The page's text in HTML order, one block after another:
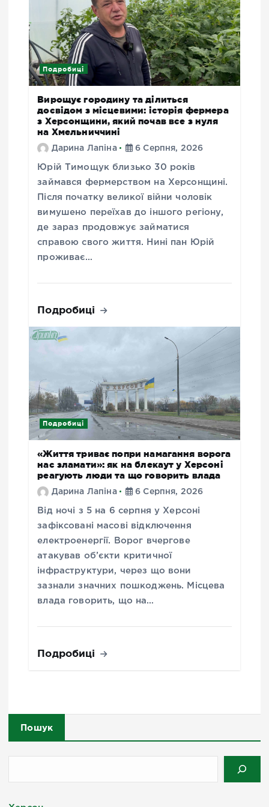
Подробиці
Вирощує городину та ділиться
досвідом з місцевими: історія фермера
з Херсонщини, який почав все з нуля
на Хмельниччині
Дарина Лапіна 6 Серпня, 2026
Юрій Тимощук близько 30 років
займався фермерством на Херсонщині.
Після початку великої війни чоловік
вимушено переїхав до іншого регіону,
де зараз продовжує займатися
справою свого життя. Нині пан Юрій
проживає…
Подробиці
Подробиці
«Життя триває попри намагання ворога
нас зламати»: як на блекаут у Херсоні
реагують люди та що говорить влада
Дарина Лапіна 6 Серпня, 2026
Від ночі з 5 на 6 серпня у Херсоні
зафіксовані масові відключення
електроенергії. Ворог вчергове
атакував об’єкти критичної
інфраструктури, через що вони
зазнали значних пошкоджень. Місцева
влада говорить, що на…
Подробиці
Пошук